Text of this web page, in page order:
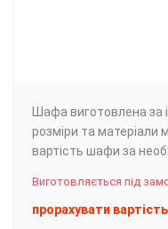
Шафа виготовлена за
розміри та матеріали
вартість шафи за
Виготовляється під
прорахувати вартість